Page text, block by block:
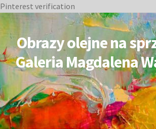
Pinterest verification
do
nawigacji
do
treści
Obrazy olejne na
Galeria Magdalena
OBRAZY DOSTĘPNE